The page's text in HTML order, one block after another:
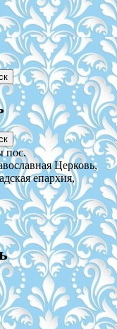
пос.
Церковь,
епархия,